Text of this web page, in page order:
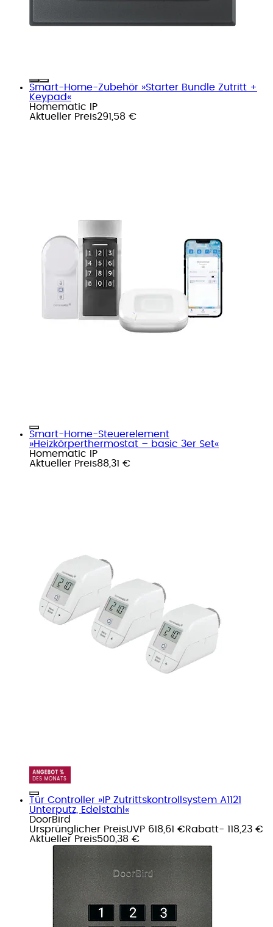
Smart-Home-Zubehör »Starter Bundle Zutritt +
Keypad«
Homematic IP
Aktueller Preis291,58 €
Smart-Home-Steuerelement
»Heizkörperthermostat – basic 3er Set«
Homematic IP
Aktueller Preis88,31 €
Tür Controller »IP Zutrittskontrollsystem A1121
Unterputz, Edelstahl«
DoorBird
Ursprünglicher PreisUVP 618,61 €Rabatt- 118,23 €
Aktueller Preis500,38 €